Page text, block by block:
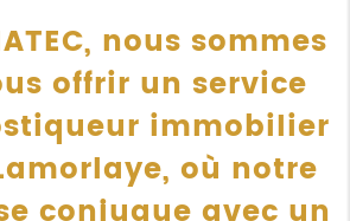
nous sommes
offrir un service
immobilier
, où notre